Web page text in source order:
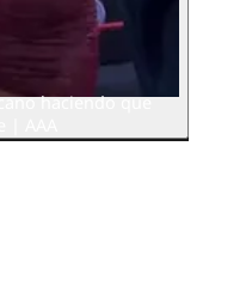
haciendo que